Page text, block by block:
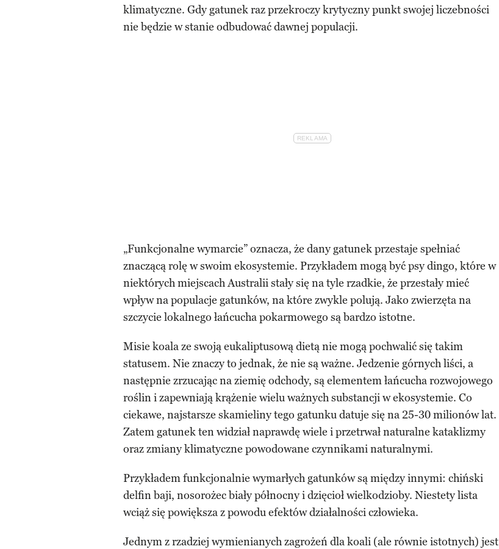
klimatyczne. Gdy gatunek raz przekroczy krytyczny punkt swojej liczebności
nie będzie w stanie odbudować dawnej populacji.
„Funkcjonalne wymarcie” oznacza, że dany gatunek przestaje spełniać
znaczącą rolę w swoim ekosystemie. Przykładem mogą być psy dingo, które w
niektórych miejscach Australii stały się na tyle rzadkie, że przestały mieć
wpływ na populacje gatunków, na które zwykle polują. Jako zwierzęta na
szczycie lokalnego łańcucha pokarmowego są bardzo istotne.
Misie koala ze swoją eukaliptusową dietą nie mogą pochwalić się takim
statusem. Nie znaczy to jednak, że nie są ważne. Jedzenie górnych liści, a
następnie zrzucając na ziemię odchody, są elementem łańcucha rozwojowego
roślin i zapewniają krążenie wielu ważnych substancji w ekosystemie. Co
ciekawe, najstarsze skamieliny tego gatunku datuje się na 25-30 milionów lat.
Zatem gatunek ten widział naprawdę wiele i przetrwał naturalne kataklizmy
oraz zmiany klimatyczne powodowane czynnikami naturalnymi.
Przykładem funkcjonalnie wymarłych gatunków są między innymi: chiński
delfin baji, nosorożec biały północny i dzięcioł wielkodzioby. Niestety lista
wciąż się powiększa z powodu efektów działalności człowieka.
Jednym z rzadziej wymienianych zagrożeń dla koali (ale równie istotnych) jest